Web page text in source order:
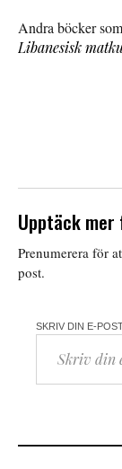
Andra böcker
Libanesisk
Upptäck mer
Prenumerera för
post.
SKRIV DIN E-